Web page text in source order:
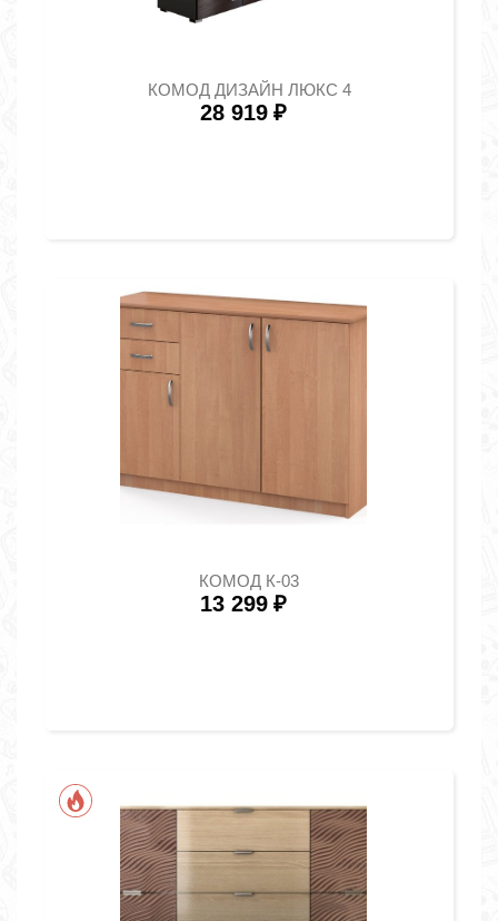
КОМОД ДИЗАЙН ЛЮКС 4
28 919 ₽
КОМОД К-03
13 299 ₽